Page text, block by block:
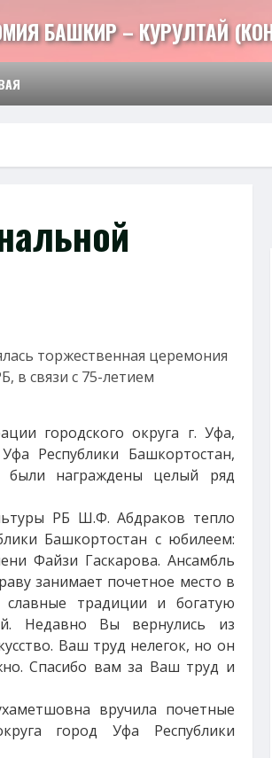
БАШКИР – КУРУЛТАЙ
торжественная церемония
в связи с 75-летием
городского округа г. Уфа,
Республики Башкортостан,
были награждены целый ряд
РБ Ш.Ф. Абдраков тепло
Башкортостан с юбилеем:
Файзи Гаскарова. Ансамбль
занимает почетное место в
славные традиции и богатую
Недавно Вы вернулись из
Ваш труд нелегок, но он
Спасибо вам за Ваш труд и
вручила почетные
город Уфа Республики